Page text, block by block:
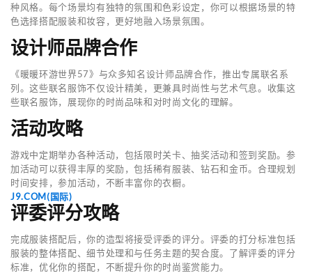
种风格。每个场景均有独特的氛围和色彩设定，你可以根据场景的特
色选择搭配服装和妆容，更好地融入场景氛围。
设计师品牌合作
《暖暖环游世界57》与众多知名设计师品牌合作，推出专属联名系
列。这些联名服饰不仅设计精美，更兼具时尚性与艺术气息。收集这
些联名服饰，展现你的时尚品味和对时尚文化的理解。
活动攻略
游戏中定期举办各种活动，包括限时关卡、抽奖活动和签到奖励。参
加活动可以获得丰厚的奖励，包括稀有服装、钻石和金币。合理规划
时间安排，参加活动，不断丰富你的衣橱。
J9.COM(国际)
评委评分攻略
完成服装搭配后，你的造型将接受评委的评分。评委的打分标准包括
服装的整体搭配、细节处理和与任务主题的契合度。了解评委的评分
标准，优化你的搭配，不断提升你的时尚鉴赏能力。